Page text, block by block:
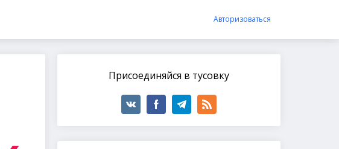
Авторизоваться
Присоединяйся в тусовку